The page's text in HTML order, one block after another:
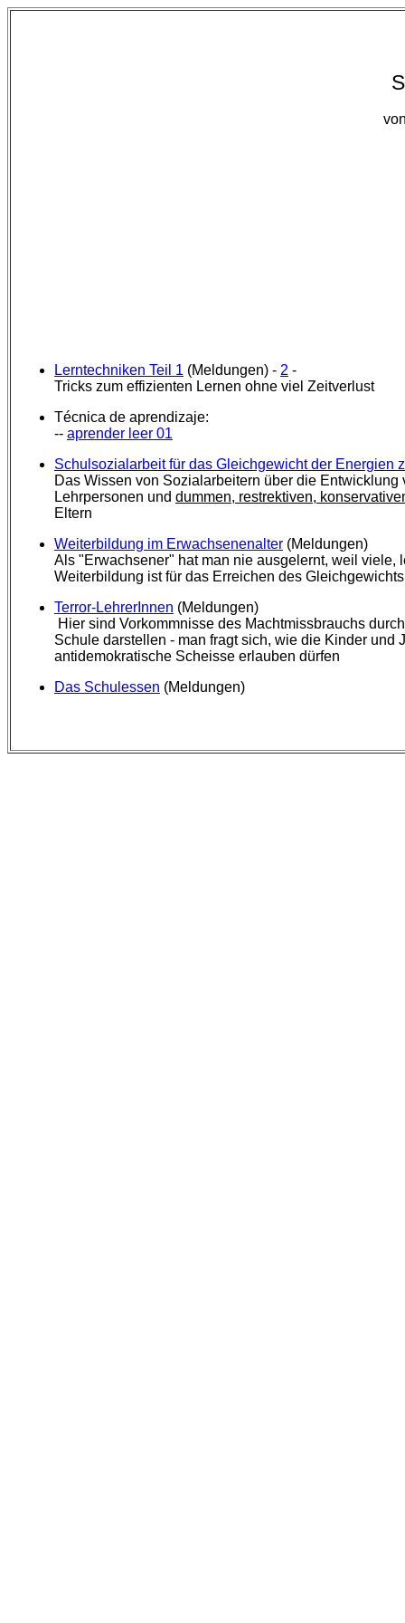
Lerntechniken Teil 1 (Meldungen) - 2 -
Tricks zum effizienten Lernen ohne viel Zeitverlust
Técnica de aprendizaje:
-- aprender leer 01
Schulsozialarbeit für das Gleichgewicht der Energien
Das Wissen von Sozialarbeitern über die
Lehrpersonen und dummen, restrektiven,
Eltern
Weiterbildung im Erwachsenenalter (Meldungen)
Als "Erwachsener" hat man nie ausgelernt, weil
Weiterbildung ist für das Erreichen des
Terror-LehrerInnen (Meldungen)
Hier sind Vorkommnisse des Machtmissbrauchs
Schule darstellen - man fragt sich, wie die Kinder
antidemokratische Scheisse erlauben dürfen
Das Schulessen (Meldungen)